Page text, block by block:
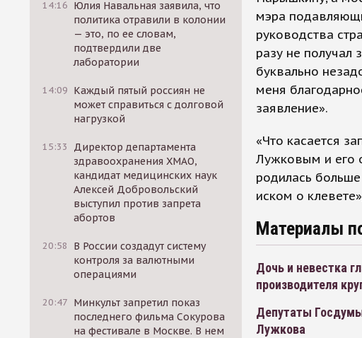
14:16 Юлия Навальная заявила, что
политика отравили в колонии
— это, по ее словам,
подтвердили две
лаборатории
14:09 Каждый пятый россиян не
может справиться с долговой
нагрузкой
15:33
Директор департамента
здравоохранения ХМАО,
кандидат медицинских наук
Алексей Добровольский
выступил против запрета
абортов
20:58
В России создадут систему
контроля за валютными
операциями
20:47 Минкульт запретил показ
последнего фильма Сокурова
на фестивале в Москве. В нем
мэра
руководства
разу не получал
буквально
меня
заявление».
«Что касается
Лужковым и его
родилась
иском о
Материалы
Дочь и невестка
производителя
Депутаты
Лужкова